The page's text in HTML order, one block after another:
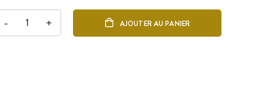
- + AJOUTER AU PANIER